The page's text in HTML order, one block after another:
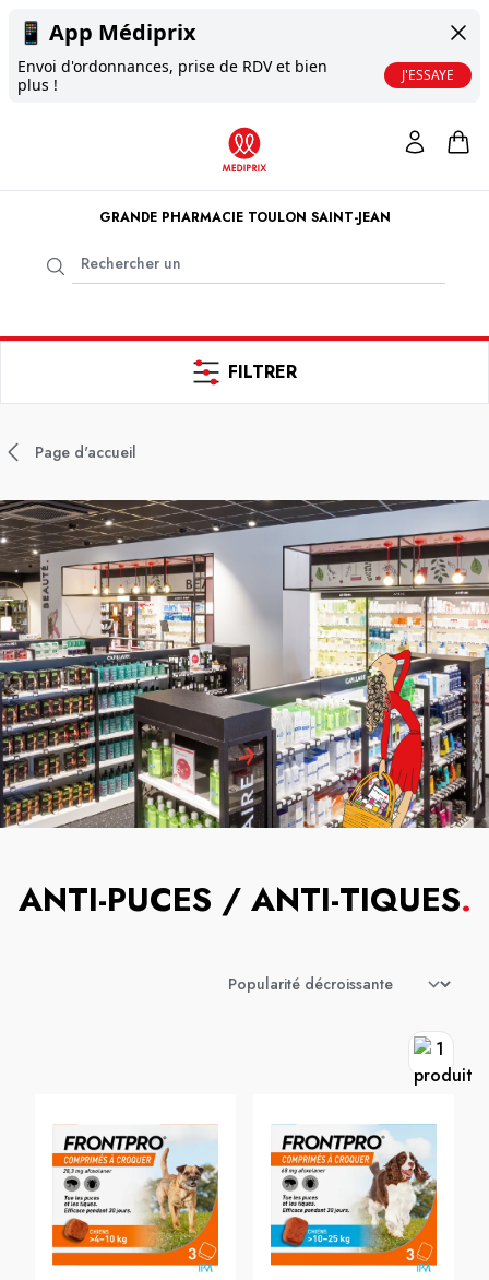
📱 App Médiprix
Envoi d'ordonnances, prise de RDV et bien
plus !
J'ESSAYE
GRANDE PHARMACIE TOULON SAINT-JEAN
FILTRER
Page d'accueil
ANTI-PUCES / ANTI-TIQUES.